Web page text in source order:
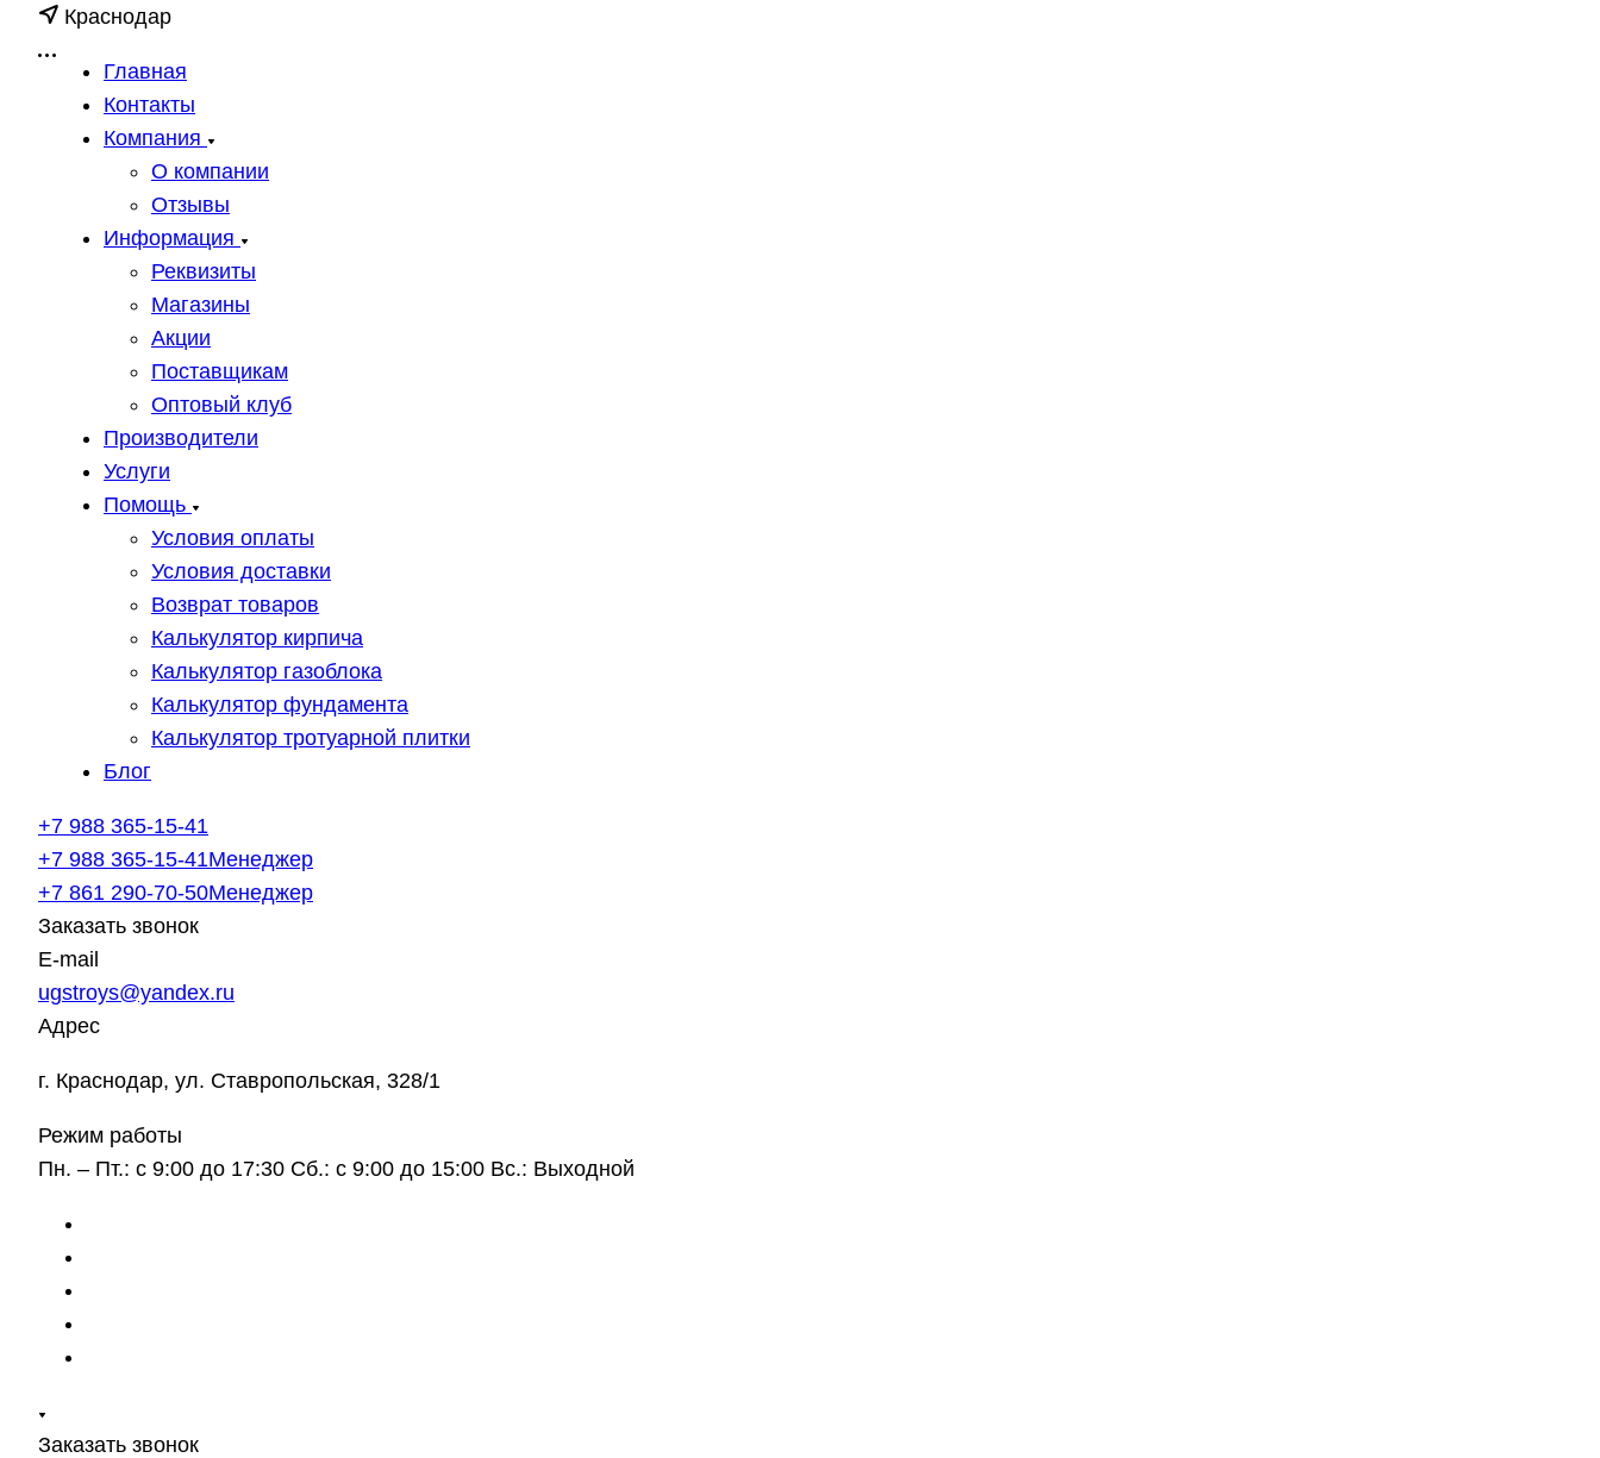
Краснодар
Главная
Контакты
Компания
О компании
Отзывы
Информация
Реквизиты
Магазины
Акции
Поставщикам
Оптовый клуб
Производители
Услуги
Помощь
Условия оплаты
Условия доставки
Возврат товаров
Калькулятор кирпича
Калькулятор газоблока
Калькулятор фундамента
Калькулятор тротуарной плитки
Блог
+7 988 365-15-41
+7 988 365-15-41Менеджер
+7 861 290-70-50Менеджер
Заказать звонок
E-mail
ugstroys@yandex.ru
Адрес
г. Краснодар, ул. Ставропольская, 328/1
Режим работы
Пн. – Пт.: с 9:00 до 17:30 Сб.: с 9:00 до 15:00 Вс.: Выходной
Заказать звонок